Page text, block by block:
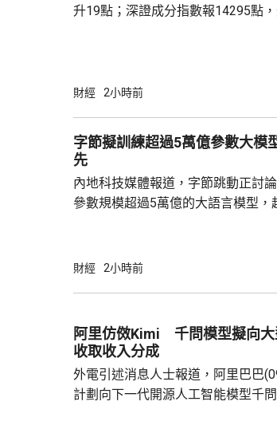
升19點；深證成分指數報14295點
財經 2小時前
字節擬訓練超過5萬億參數大模
先
內地科技媒體報道，字節跳動正討
參數規模超過5萬億的大語言模型，
模型。計劃仍處早期階段，最終未必發
位置。字節創辦人張一鳴近日在
工大會表態，可接受模型短期內落後
但要以追求智能上...
財經 2小時前
阿里仿傚Kimi 千問模型擬向大
收取收入分成
外電引述消息人士報道，阿里巴巴
計劃向下一代開源人工智能模型千